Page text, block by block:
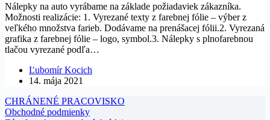
Nálepky na auto vyrábame na základe požiadaviek zákazníka.
Možnosti realizácie: 1. Vyrezané texty z farebnej fólie – výber z
veľkého množstva farieb. Dodávame na prenášacej fólii.2. Vyrezaná
grafika z farebnej fólie – logo, symbol.3. Nálepky s plnofarebnou
tlačou vyrezané podľa…
Ľubomír Kocich
14. mája 2021
CHRÁNENÉ PRACOVISKO
Obchodné podmienky